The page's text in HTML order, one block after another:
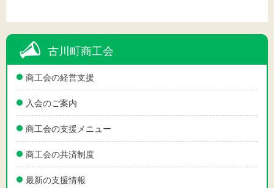
古川町商工会
商工会の経営支援
入会のご案内
商工会の支援メニュー
商工会の共済制度
最新の支援情報